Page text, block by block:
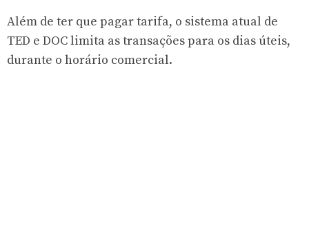
Além de ter que pagar tarifa, o sistema atual de
TED e DOC limita as transações para os dias úteis,
durante o horário comercial.